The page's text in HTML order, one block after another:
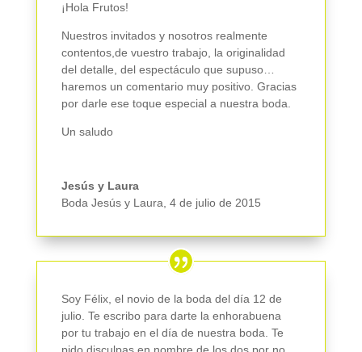
¡Hola Frutos!
Nuestros invitados y nosotros realmente
contentos,de vuestro trabajo, la originalidad
del detalle, del espectáculo que supuso…
haremos un comentario muy positivo. Gracias
por darle ese toque especial a nuestra boda.
Un saludo
Jesús y Laura
Boda Jesús y Laura 4 de julio de 2015
Soy Félix, el novio de la boda del día 12 de
julio. Te escribo para darte la enhorabuena
por tu trabajo en el día de nuestra boda. Te